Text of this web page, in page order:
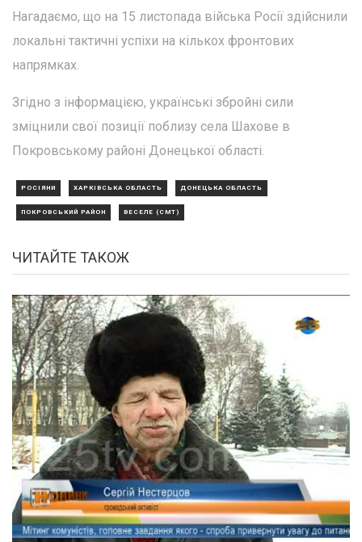
Нагадаємо, що на 15 листопада війська Росії здійснили
локальні тактичні успіхи на кількох фронтових
напрямках.
Згідно з інформацією, українські збройні сили
зміцнили свої позиції поблизу села Шахове в
Покровському районі Донецької області.
РОСІЯНИ ХАРКІВСЬКА ОБЛАСТЬ ДОНЕЦЬКА ОБЛАСТЬ
ПОКРОВСЬКИЙ РАЙОН ВЕСЕЛЕ (СМТ)
ЧИТАЙТЕ ТАКОЖ